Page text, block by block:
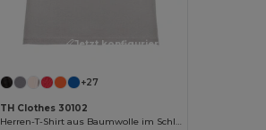
Jetzt konfigurieren!
+27
TH Clothes 30102
Herren-T-Shirt aus Baumwolle im Schlauchformat